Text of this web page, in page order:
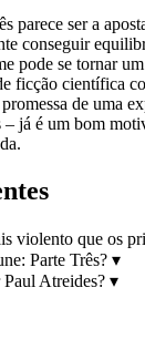
parece ser a
conseguir
pode se tornar
ficção científica
de uma
já é um bom
violento que os
Parte Três? ▾
Atreides? ▾